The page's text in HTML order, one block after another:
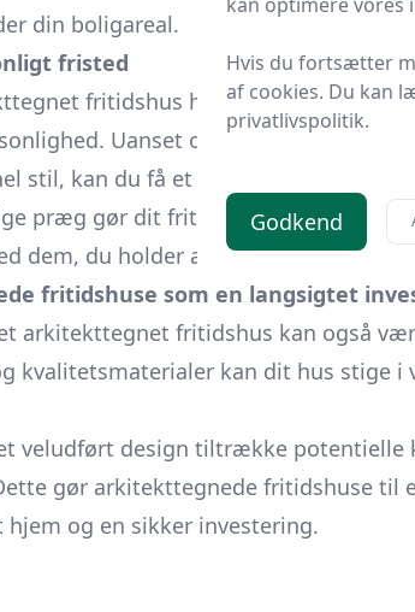
din boligareal.
fristed
fritidshus har du mulighed for
Uanset om du foretrækker et
stil, kan du få et hus, der passer
præg gør dit fritidshus til et sted,
dem, du holder af. Det er en
fritidshuse som en langsigtet
arkitekttegnet fritidshus kan også
kvalitetsmaterialer kan dit hus stige
veludført design tiltrække potentielle
gør arkitekttegnede fritidshuse til
hjem og en sikker investering.
Hvis du fortsætter
af cookies. Du kan
privatlivspolitik.
Godkend